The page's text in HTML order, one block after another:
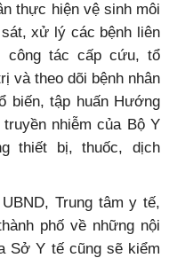
thực hiện vệ sinh môi
xử lý các bệnh liên
công tác cấp cứu, tổ
và theo dõi bệnh nhân
biến, tập huấn Hướng
nhiễm của Bộ Y
thiết bị, thuốc, dịch
Trung tâm y tế,
phố về những nội
Sở Y tế cũng sẽ kiểm